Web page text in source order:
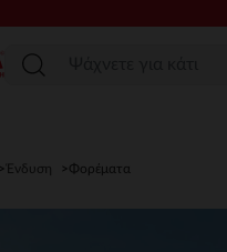
Ένδυση Φορέματα